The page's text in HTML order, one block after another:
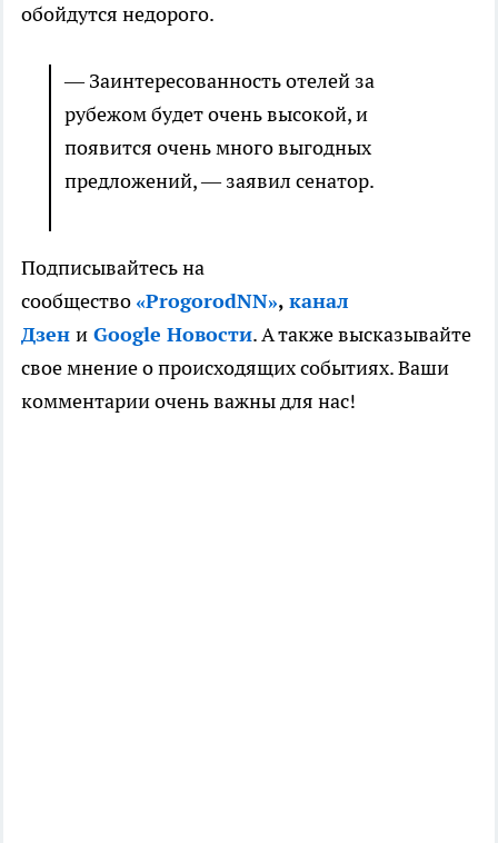
обойдутся недорого.
— Заинтересованность отелей за
рубежом будет очень высокой, и
появится очень много выгодных
предложений, — заявил сенатор.
Подписывайтесь на
сообщество «ProgorodNN», канал
Дзен и Google Новости. А также высказывайте
свое мнение о происходящих событиях. Ваши
комментарии очень важны для нас!